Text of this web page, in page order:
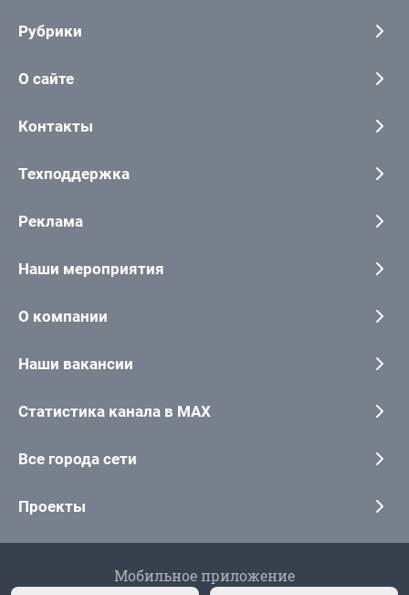
Рубрики
О сайте
Контакты
Техподдержка
Реклама
Наши мероприятия
О компании
Наши вакансии
Статистика канала в MAX
Все города сети
Проекты
Мобильное приложение